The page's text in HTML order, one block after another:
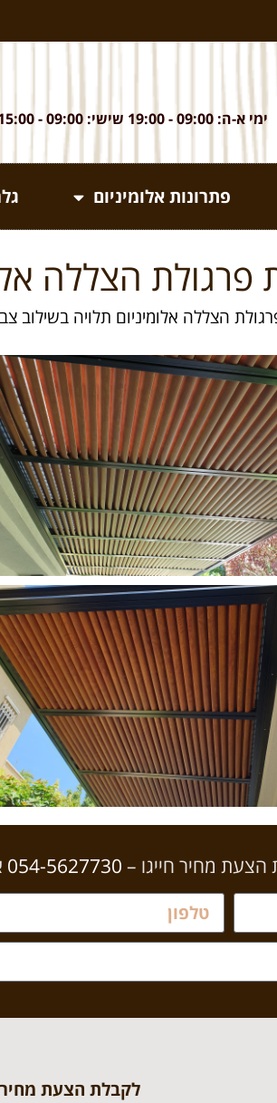
ימי א-ה: 09:00 - 19:00 שישי: 09:00 - 15:00
פתרונות אלומיניום
פרגולת הצללה
הצללה אלומיניום תלויה בשילוב
הצעת מחיר חייגו –
לקבלת הצעת